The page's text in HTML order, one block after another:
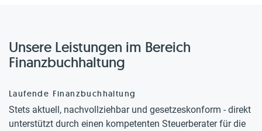
Unsere Leistungen im Bereich
Finanzbuchhaltung
Laufende Finanzbuchhaltung
Stets aktuell, nachvollziehbar und gesetzeskonform - direkt
unterstützt durch einen kompetenten Steuerberater für die